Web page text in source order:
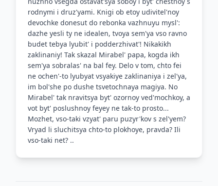
rodnymi i druz'yami. Knigi ob etoy udivitel'noy
devochke donesut do rebonka vazhnuyu mysl':
dazhe yesli ty ne idealen, tvoya sem'ya vso ravno
budet tebya lyubit' i podderzhivat'! Nikakikh
zaklinaniy! Tak skazal Mirabel' papa, kogda ikh
sem'ya sobralas' na bal fey. Delo v tom, chto fei
ne ochen'-to lyubyat vsyakiye zaklinaniya i zel'ya,
im bol'she po dushe tsvetochnaya magiya. No
Mirabel' tak nravitsya byt' ozornoy ved'mochkoy, a
vot byt' poslushnoy feyey ne tak-to prosto...
Mozhet, vso-taki vzyat' paru puzyr'kov s zel'yem?
Vryad li sluchitsya chto-to plokhoye, pravda? Ili
vso-taki net? ..